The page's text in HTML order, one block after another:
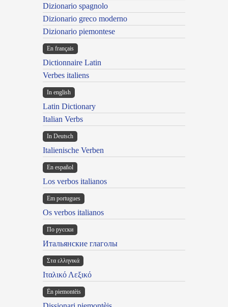
Dizionario spagnolo
Dizionario greco moderno
Dizionario piemontese
En français
Dictionnaire Latin
Verbes italiens
In english
Latin Dictionary
Italian Verbs
In Deutsch
Italienische Verben
En español
Los verbos italianos
Em portugues
Os verbos italianos
По русски
Итальянские глаголы
Στα ελληνικά
Ιταλικό Λεξικό
Ën piemontèis